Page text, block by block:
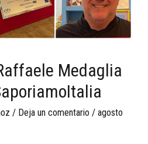
Medaglia
/ Deja un comentario /agosto